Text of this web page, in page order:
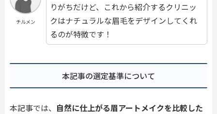
チルメン
りがちだけど、これから紹介するクリニッ
クはナチュラルな眉毛をデザインしてくれ
るのが特徴です！
本記事の選定基準について
本記事では、 自然に仕上がる眉アートメイクを比較した